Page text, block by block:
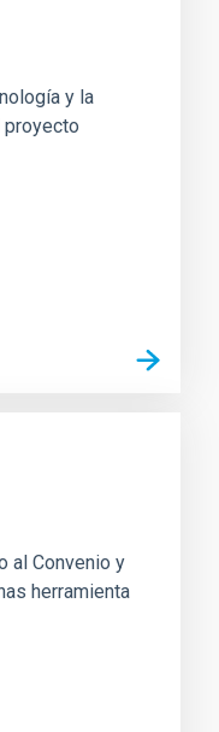
y la
proyecto
al Convenio y
herramienta